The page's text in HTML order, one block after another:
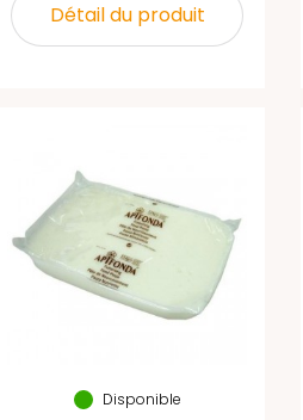
Détail du produit
Disponible